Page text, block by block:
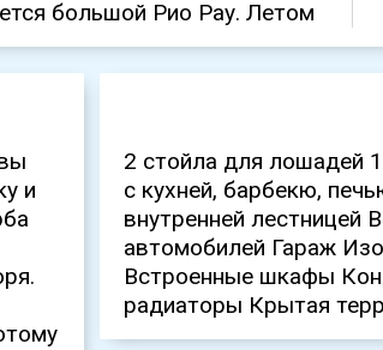
и
2 стойла для лошадей
с кухней, барбекю,
внутренней лестницей
автомобилей Гараж
Встроенные шкафы
радиаторы Крытая